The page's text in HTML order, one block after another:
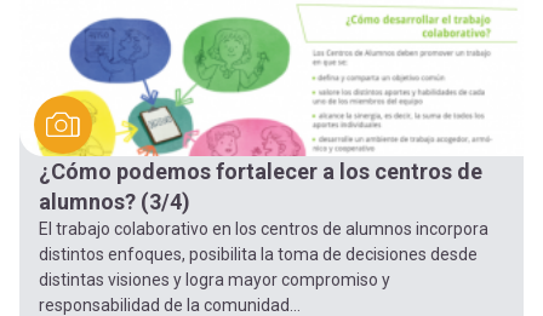
¿Cómo podemos fortalecer a los centros de
alumnos? (3/4)
El trabajo colaborativo en los centros de alumnos incorpora
distintos enfoques, posibilita la toma de decisiones desde
distintas visiones y logra mayor compromiso y
responsabilidad de la comunidad...